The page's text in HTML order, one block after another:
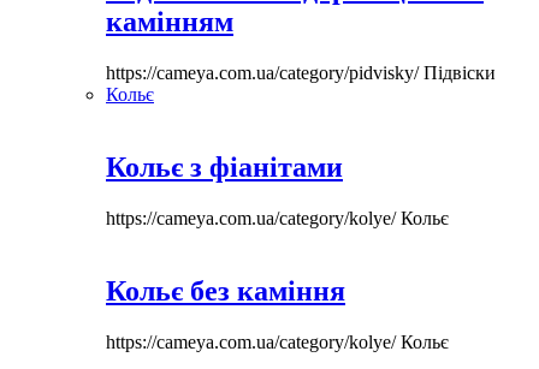
камінням
https://cameya.com.ua/category/pidvisky/Підвіски
Кольє
Кольє з фіанітами
https://cameya.com.ua/category/kolye/Кольє
Кольє без каміння
https://cameya.com.ua/category/kolye/Кольє